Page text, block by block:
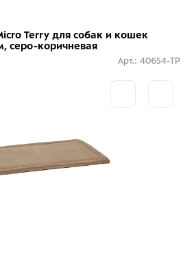
Terry для собак и кошек
серо-коричневая
Арт.: 40654-TP